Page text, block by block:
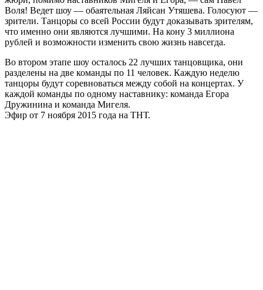
Воля! Ведет шоу — обаятельная Ляйсан Утяшева. Голосуют —
зрители. Танцоры со всей России будут доказывать зрителям,
что именно они являются лучшими. На кону 3 миллиона
рублей и возможности изменить свою жизнь навсегда.
Во втором этапе шоу осталось 22 лучших танцовщика, они
разделены на две команды по 11 человек. Каждую неделю
танцоры будут соревноваться между собой на концертах. У
каждой команды по одному наставнику: команда Егора
Дружинина и команда Мигеля.
Эфир от 7 ноября 2015 года на ТНТ.